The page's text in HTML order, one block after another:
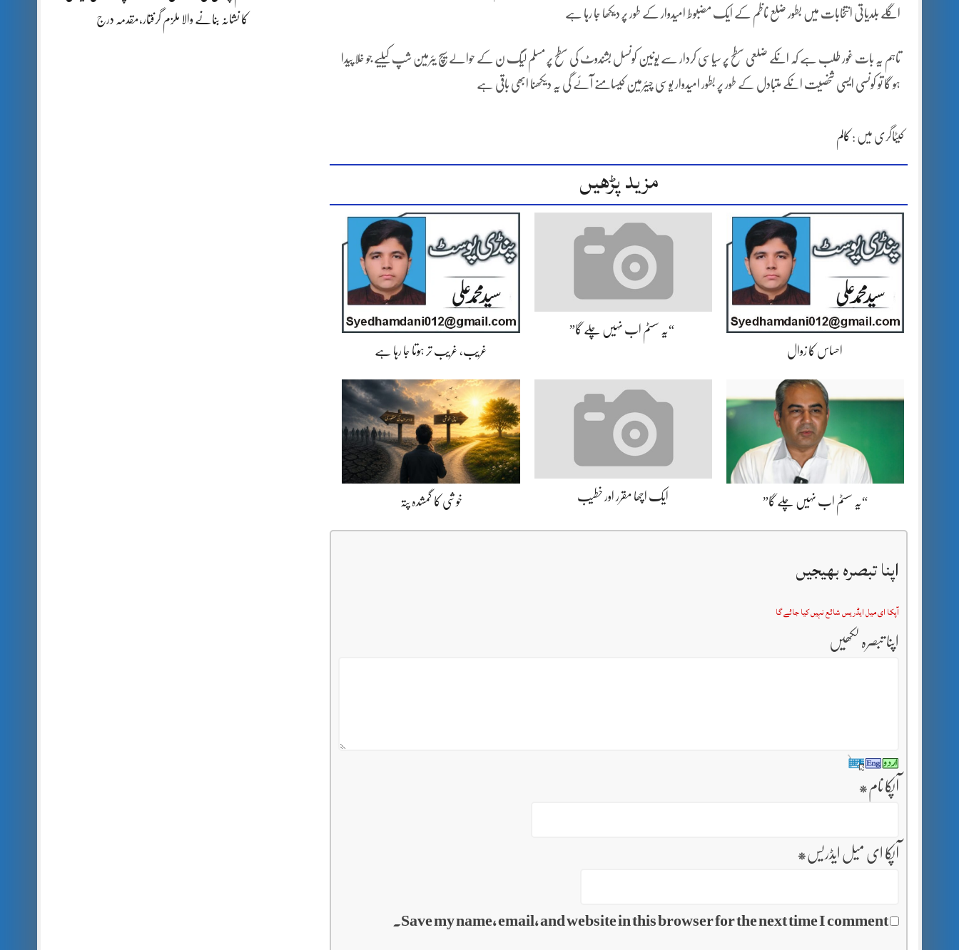
کا نشانہ بنانے والا ملزم گرفتار،مقدمہ درج اگلے بلدیاتی انتخابات میں بطور ضلع ناظم کے ایک مضبوط امیدوار کے طور پر دیکھا جا رہا ہے
تاہم یہ بات غور طلب ہے کہ انکے ضلعی سطح پر سیاسی کردار سے یونین کونسل بشندوٹ کی سطح پر مسلم لیگ ن کے حوالے سیچ یئرمین شپ کیلیے جو خلا پیدا
ہو گا تو کونسی ایسی شخصیت انکے متبادل کے طور پر بطور امیدوار یوسی چیئرمین کیسامنے آئے گی یہ دیکھنا ابھی باقی ہے
کیٹاگری میں : کالم
مزید پڑھیں
احساس کا زوال
“یہ سسٹم اب نہیں چلے گا”
غریب، غریب تر ہوتا جا رہا ہے
“یہ سسٹم اب نہیں چلے گا” ایک اچھا مقرر اور خطیب خوشی کا گمشدہ پتہ
اپنا تبصرہ بھیجیں
آپکا ای میل ایڈریس شائع نہیں کیا جائے گا
اپنا تبصرہ لکھیں
آپکا نام *
آپکا ای میل ایڈریس *
Save my name, email, and website in this browser for the next time I comment.